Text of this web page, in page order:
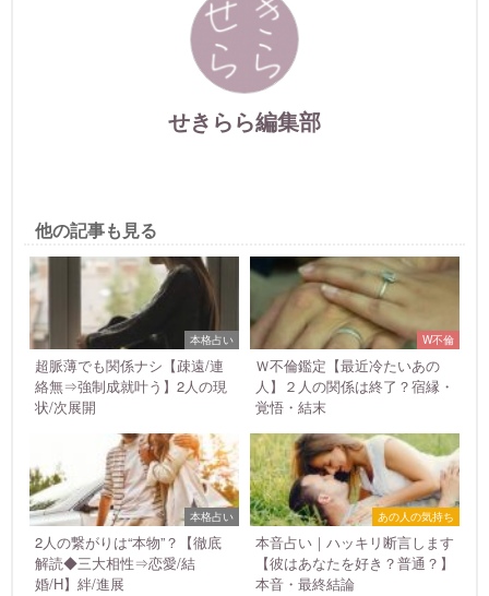
せきらら編集部
他の記事も見る
本格占い
超脈薄でも関係ナシ【疎遠/連
絡無⇒強制成就叶う】2人の現
状/次展開
W不倫
Ｗ不倫鑑定【最近冷たいあの
人】２人の関係は終了？宿縁・
覚悟・結末
本格占い
2人の繋がりは“本物”？【徹底
解読◆三大相性⇒恋愛/結
婚/H】絆/進展
あの人の気持ち
本音占い｜ハッキリ断言します
【彼はあなたを好き？普通？】
本音・最終結論